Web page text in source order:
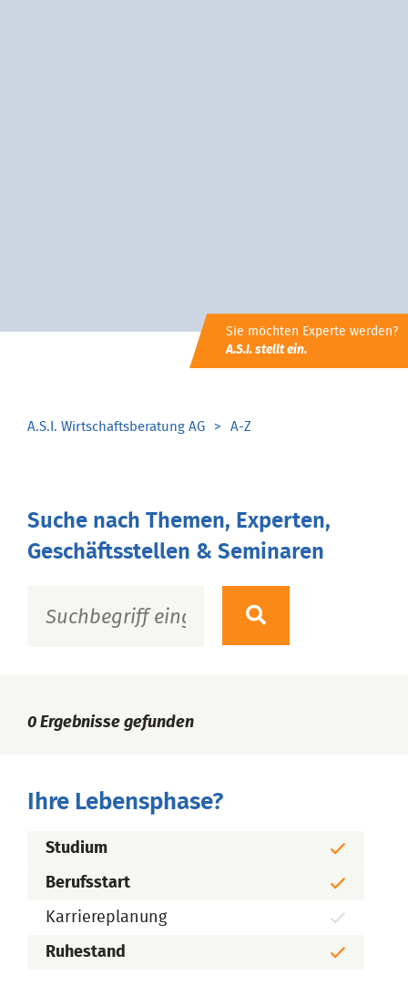
Sie möchten Experte werden?
A.S.I. stellt ein.
A.S.I. Wirtschaftsberatung AG A-Z
Suche nach Themen, Experten,
Geschäftsstellen & Seminaren
0 Ergebnisse gefunden
Ihre Lebensphase?
Studium
Berufsstart
Karriereplanung
Ruhestand